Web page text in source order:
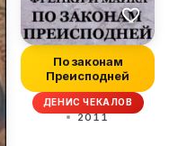
По законам
Преисподней
ДЕНИС ЧЕКАЛОВ
2011